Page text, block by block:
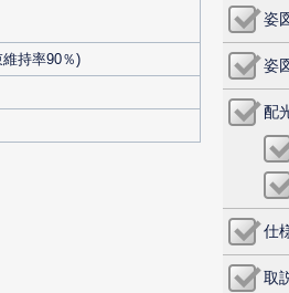
姿
姿
配
仕
取
持率90％)